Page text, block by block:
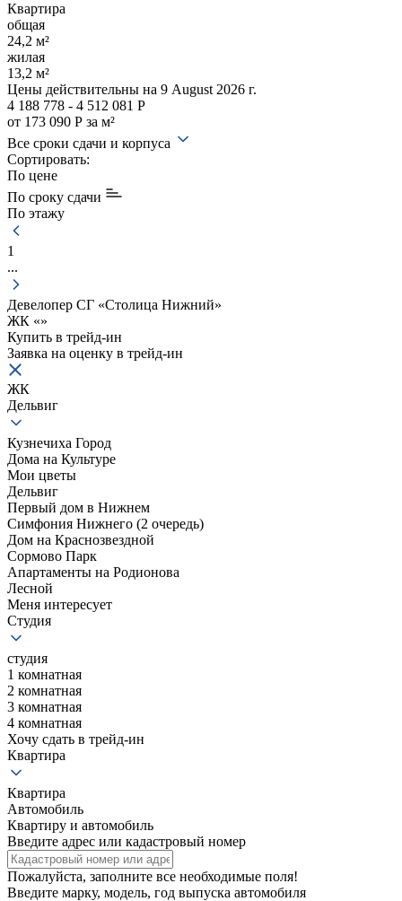
Квартира
общая
24,2 м²
жилая
13,2 м²
Цены действительны на 9 August 2026 г.
4 188 778 - 4 512 081 Р
от 173 090 Р за м²
Все сроки сдачи и корпуса
Сортировать:
По цене
По сроку сдачи
По этажу
1
...
Девелопер СГ «Столица Нижний»
ЖК «»
Купить в трейд-ин
Заявка на оценку в трейд-ин
ЖК
Дельвиг
Кузнечиха Город
Дома на Культуре
Мои цветы
Дельвиг
Первый дом в Нижнем
Симфония Нижнего (2 очередь)
Дом на Краснозвездной
Сормово Парк
Апартаменты на Родионова
Лесной
Меня интересует
Студия
студия
1 комнатная
2 комнатная
3 комнатная
4 комнатная
Хочу сдать в трейд-ин
Квартира
Квартира
Автомобиль
Квартиру и автомобиль
Введите адрес или кадастровый номер
Пожалуйста, заполните все необходимые поля!
Введите марку, модель, год выпуска автомобиля